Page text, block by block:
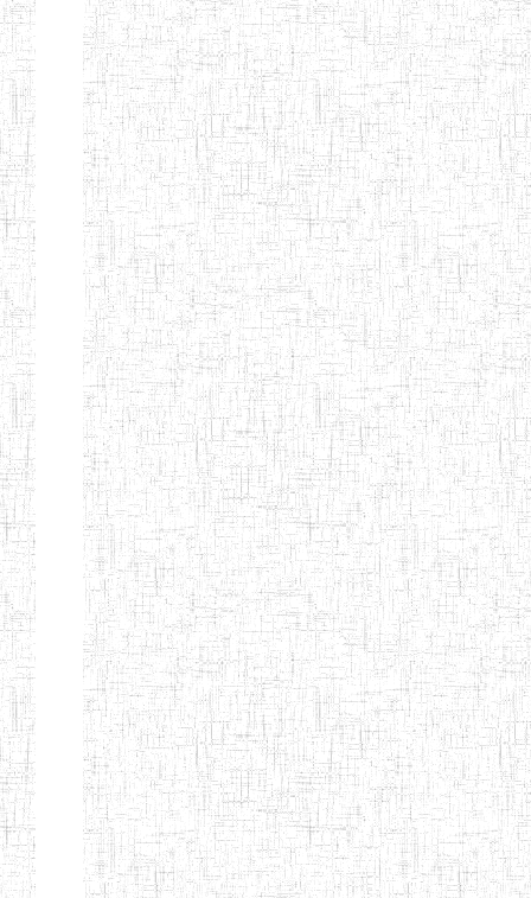
ENIEG PRIVEE
BILINGUE
LAIQUE LES
PERFORMANCES
PEDAGOGIQUES
01/09/2015 ENIEG
ENIEG DU HAUT
NKAM
12/08/2013 ENIEG
ENIEG BILINGUE
DE L'IPEP DE
BANDJOUN
05/09/2003 ENIEG
ENIEG PRIVEE
NANFAH
07/09/2012 ENIEG
ENPIEG TERESA
JANE
14/03/2014 ENIEG
ENIEG
MODERNE
SAINTE MARIE
04/08/2010 ENIEG
ENIEG PRIVEE
BILINGUE LES
BOSONS
04/08/2010 ENIEG